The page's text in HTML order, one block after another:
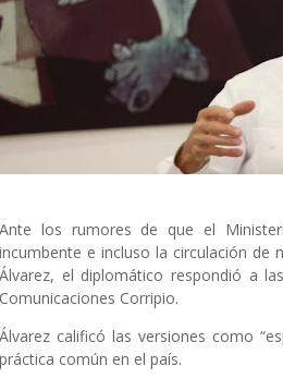
Ante los rumores de que el
incumbente e incluso la circulación de
Álvarez, el diplomático respondió a
Comunicaciones Corripio.
Álvarez calificó las versiones como
práctica común en el país.